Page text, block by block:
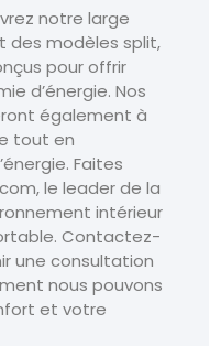
notre large
des modèles split,
pour offrir
d’énergie. Nos
également à
tout en
Faites
le leader de la
intérieur
Contactez-
une consultation
nous pouvons
et votre